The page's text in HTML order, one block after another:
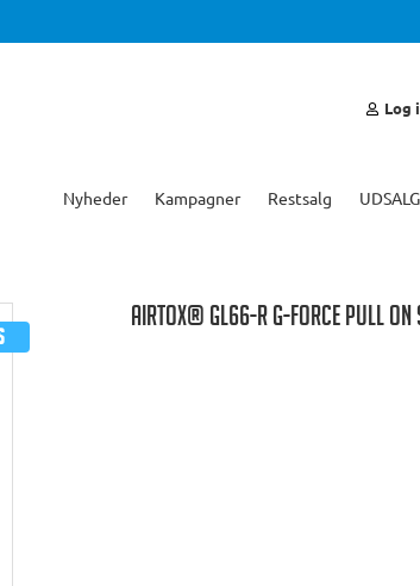
Log
Nyheder Kampagner Restsalg UDSALG
AIRTOX® GL66-R G-FORCE PULL